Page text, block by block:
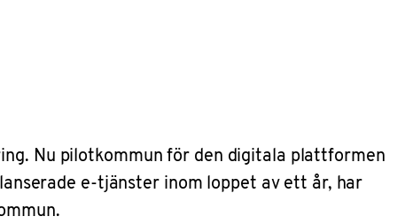
Nu pilotkommun för den digitala plattformen
e-tjänster inom loppet av ett år, har